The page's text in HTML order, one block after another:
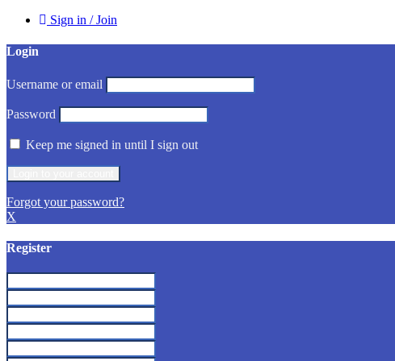
Sign in / Join
Login
Username or email
Password
Keep me signed in until I sign out
Forgot your password?
X
Register